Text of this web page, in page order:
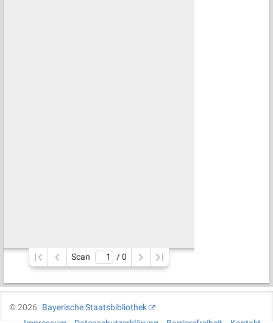
Scan / 0
©2026
Bayerische Staatsbibliothek